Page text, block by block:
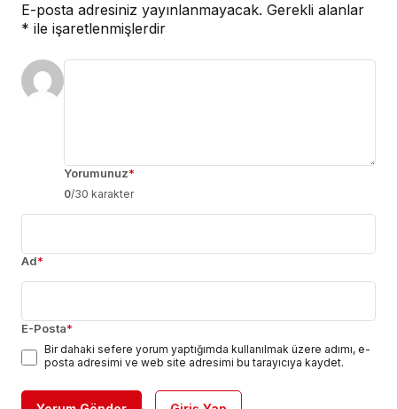
E-posta adresiniz yayınlanmayacak. Gerekli alanlar
* ile işaretlenmişlerdir
Yorumunuz*
0/30 karakter
Ad*
E-Posta*
Bir dahaki sefere yorum yaptığımda kullanılmak üzere adımı, e-
posta adresimi ve web site adresimi bu tarayıcıya kaydet.